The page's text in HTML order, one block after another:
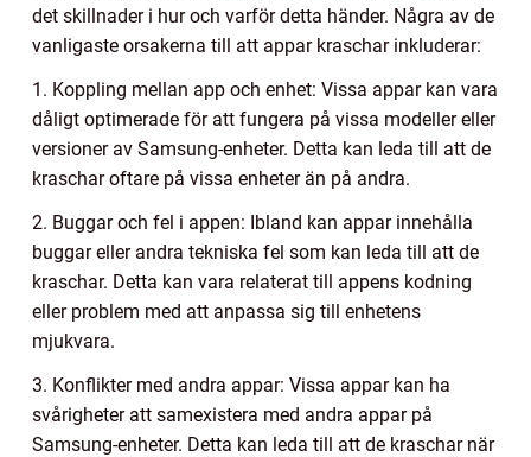
det skillnader i hur och varför detta händer. Några av de
vanligaste orsakerna till att appar kraschar inkluderar:
1. Koppling mellan app och enhet: Vissa appar kan vara
dåligt optimerade för att fungera på vissa modeller eller
versioner av Samsung-enheter. Detta kan leda till att de
kraschar oftare på vissa enheter än på andra.
2. Buggar och fel i appen: Ibland kan appar innehålla
buggar eller andra tekniska fel som kan leda till att de
kraschar. Detta kan vara relaterat till appens kodning
eller problem med att anpassa sig till enhetens
mjukvara.
3. Konflikter med andra appar: Vissa appar kan ha
svårigheter att samexistera med andra appar på
Samsung-enheter. Detta kan leda till att de kraschar när